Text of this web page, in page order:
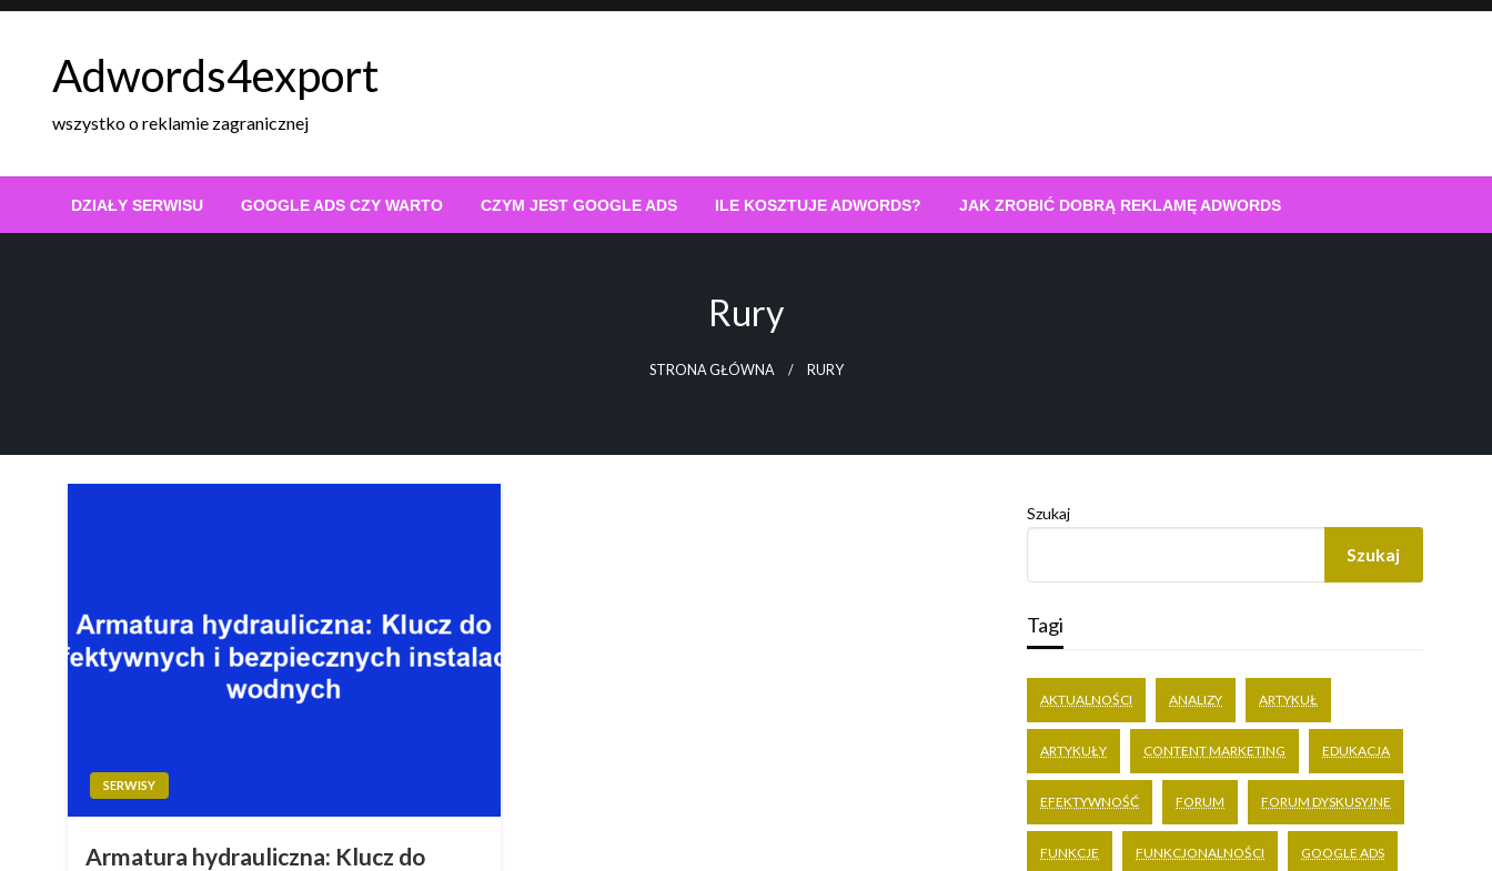
Skip
Adwords4export
wszystko o reklamie zagranicznej
DZIAŁY SERWISU GOOGLE ADS CZY WARTO CZYM JEST GOOGLE ADS ILE KOSZTUJE ADWORDS? JAK ZROBIĆ DOBRĄ REKLAMĘ ADWORDS
Rury
STRONA GŁÓWNA RURY
SERWISY
Armatura hydrauliczna: Klucz do
Szukaj
Szukaj
Tagi
AKTUALNOŚCI ANALIZY ARTYKUŁ
ARTYKUŁY CONTENT MARKETING EDUKACJA
EFEKTYWNOŚĆ FORUM FORUM DYSKUSYJNE
FUNKCJE FUNKCJONALNOŚCI GOOGLE ADS